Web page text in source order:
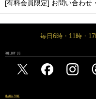
[有料会員限定] お問い合わせ
毎日6時・11時・
FOLLOW US
MAGAZINE